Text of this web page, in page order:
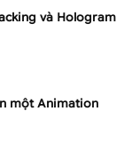
và Hologram
một Animation